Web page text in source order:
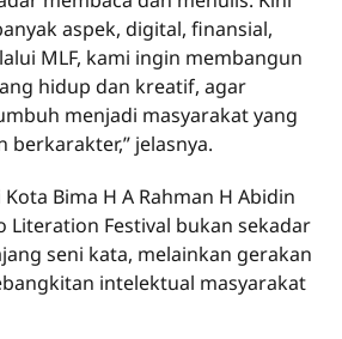
aspek, digital, finansial,
MLF, kami ingin membangun
hidup dan kreatif, agar
menjadi masyarakat yang
berkarakter,” jelasnya.
Bima H A Rahman H Abidin
Literation Festival bukan sekadar
seni kata, melainkan gerakan
intelektual masyarakat